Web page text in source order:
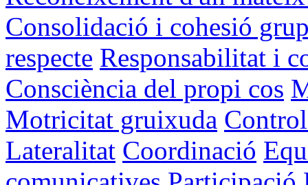
Consolidació i cohesió
respecte Responsabilitat i
Consciència del propi cos
Motricitat gruixuda
Lateralitat Coordinació